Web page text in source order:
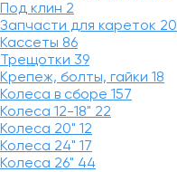
Под клин 2
Запчасти для кареток 20
Кассеты 86
Трещотки 39
Крепеж, болты, гайки 18
Колеса в сборе 157
Колеса 12-18" 22
Колеса 20" 12
Колеса 24" 17
Колеса 26" 44